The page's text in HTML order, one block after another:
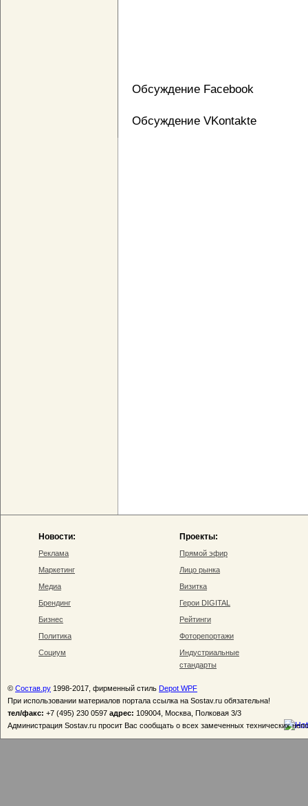
Обсуждение Facebook
Обсуждение VKontakte
Новости:
Реклама
Маркетинг
Медиа
Брендинг
Бизнес
Политика
Социум
Проекты:
Прямой эфир
Лицо рынка
Визитка
Герои DIGITAL
Рейтинги
Фоторепортажи
Индустриальные
стандарты
© Состав.ру 1998-2017, фирменный стиль Depot WPF
При использовании материалов портала ссылка на Sostav.ru обязательна!
тел/факс: +7 (495) 230 0597 адрес: 109004, Москва, Полковая 3/3
Администрация Sostav.ru просит Вас сообщать о всех замеченных технических